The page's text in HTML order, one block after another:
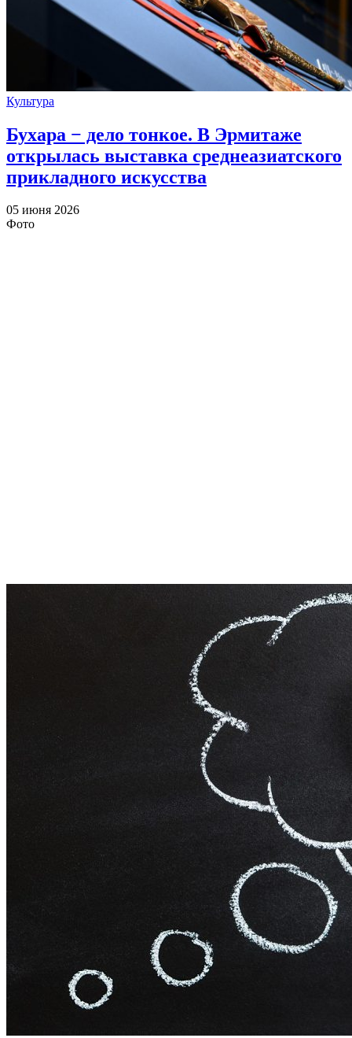
Культура
Бухара − дело тонкое. В Эрмитаже
открылась выставка среднеазиатского
прикладного искусства
05 июня 2026
Фото